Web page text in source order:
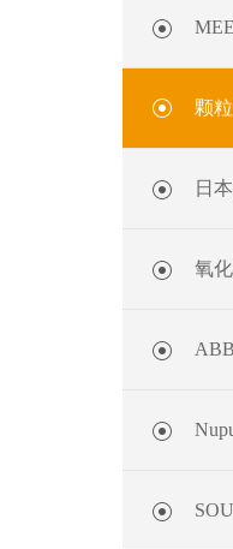
颗
日
氧